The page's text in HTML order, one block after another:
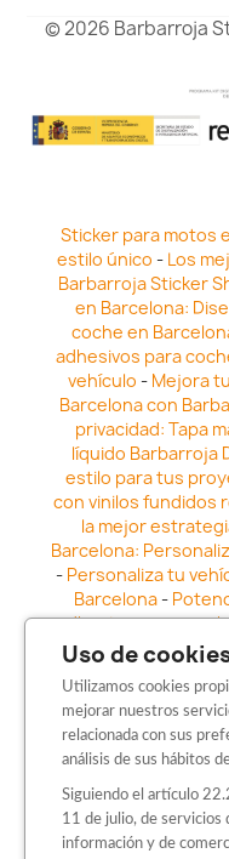
© 2026 Barbarroja
Sticker para motos
estilo único - Los
Barbarroja Sticker
en Barcelona:
coche en
adhesivos para
vehículo - Mejora
Barcelona con
privacidad: Tapa
líquido Barbarroja
estilo para tus
con vinilos fundidos
la mejor
Barcelona:
- Personaliza tu
Barcelona-
adhesivos para
calles: Los
Vinilo
la Estética y
vehículo con los
Barcelona-Explora
Vinilo líquido
tu vehículo con
Barcelona-
para coche en
Uso de
Utilizamos cookies
mejorar nuestros
relacionada con sus
análisis de sus hábitos
Siguiendo el artículo
11 de julio, de servicios
información y de